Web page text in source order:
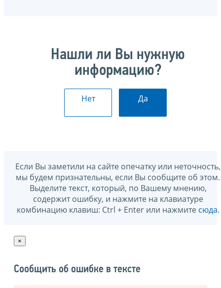
Нашли ли Вы нужную
информацию?
Нет Да
Если Вы заметили на сайте опечатку или неточность,
мы будем признательны, если Вы сообщите об этом.
Выделите текст, который, по Вашему мнению,
содержит ошибку, и нажмите на клавиатуре
комбинацию клавиш: Ctrl + Enter или нажмите сюда.
×
Сообщить об ошибке в тексте